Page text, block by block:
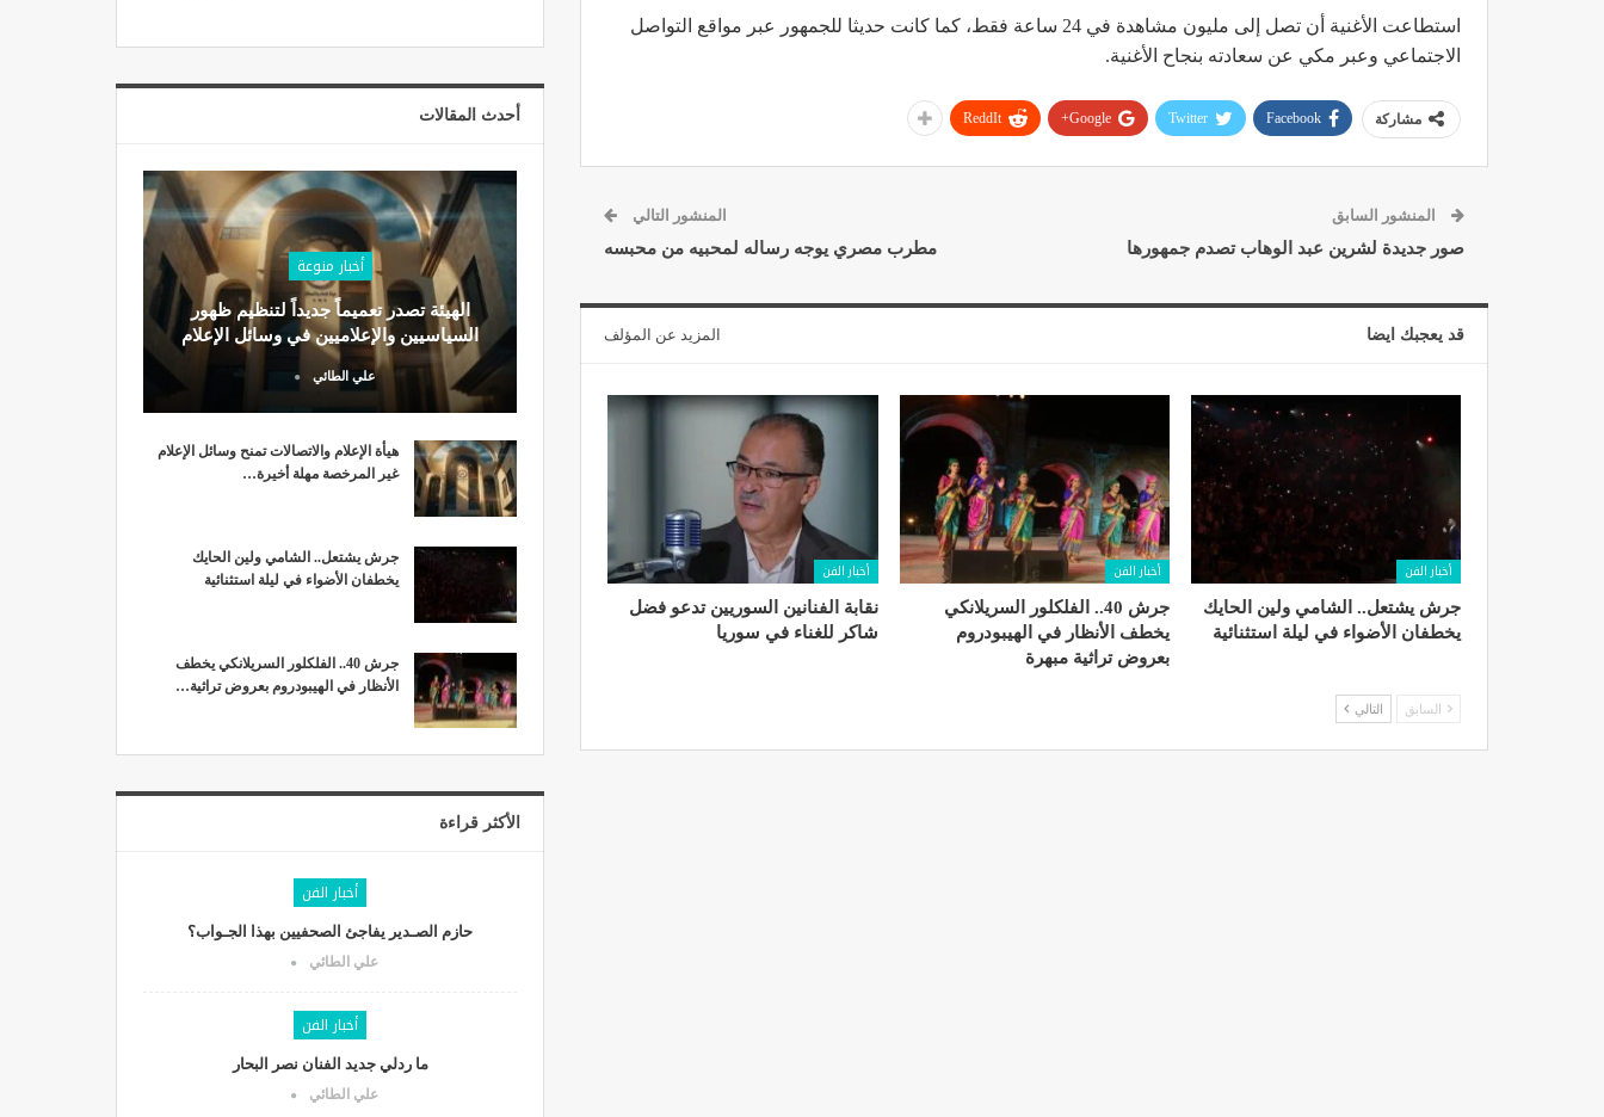
استطاعت الأغنية أن تصل إلى مليون مشاهدة في 24 ساعة فقط، كما كانت حديثا للجمهور عبر مواقع التواصل
الاجتماعي وعبر مكي عن سعادته بنجاح الأغنية.
مشاركة Facebook
Twitter
Google+
ReddIt
المنشور السابق
صور جديدة لشرين عبد الوهاب تصدم جمهورها
المنشور التالي
مطرب مصري يوجه رساله لمحبيه من محبسه
قد يعجبك ايضا المزيد عن المؤلف
أخبار الفن
جرش يشتعل.. الشامي ولين الحايك
يخطفان الأضواء في ليلة استثنائية
أخبار الفن
جرش 40.. الفلكلور السريلانكي
يخطف الأنظار في الهيبودروم
بعروض تراثية مبهرة
أخبار الفن
نقابة الفنانين السوريين تدعو فضل
شاكر للغناء في سوريا
السابق التالي
أحدث المقالات
أخبار منوعة
الهيئة تصدر تعميماً جديداً لتنظيم ظهور
السياسيين والإعلاميين في وسائل الإعلام
علي الطائي
هيأة الإعلام والاتصالات تمنح وسائل الإعلام
غير المرخصة مهلة أخيرة…
جرش يشتعل.. الشامي ولين الحايك
يخطفان الأضواء في ليلة استثنائية
جرش 40.. الفلكلور السريلانكي يخطف
الأنظار في الهيبودروم بعروض تراثية…
الأكثر قراءة
أخبار الفن
حازم الصـدير يفاجئ الصحفيين بهذا الجـواب؟
علي الطائي
أخبار الفن
ما ردلي جديد الفنان نصر البحار
علي الطائي